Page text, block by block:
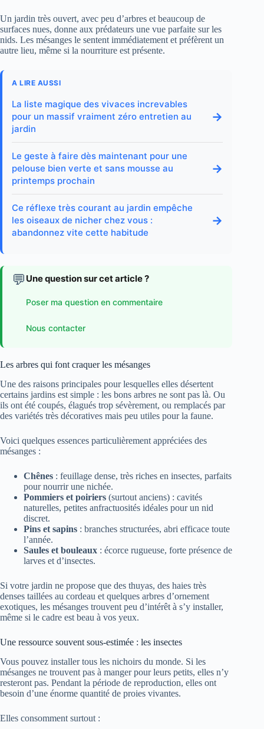
Un jardin très ouvert, avec peu d’arbres et beaucoup de
surfaces nues, donne aux prédateurs une vue parfaite sur les
nids. Les mésanges le sentent immédiatement et préfèrent un
autre lieu, même si la nourriture est présente.
A LIRE AUSSI
La liste magique des vivaces increvables
pour un massif vraiment zéro entretien au
jardin
→
Le geste à faire dès maintenant pour une
pelouse bien verte et sans mousse au
printemps prochain
→
Ce réflexe très courant au jardin empêche
les oiseaux de nicher chez vous :
abandonnez vite cette habitude
→
💬 Une question sur cet article ?
Poser ma question en commentaire
Nous contacter
Les arbres qui font craquer les mésanges
Une des raisons principales pour lesquelles elles désertent
certains jardins est simple : les bons arbres ne sont pas là. Ou
ils ont été coupés, élagués trop sévèrement, ou remplacés par
des variétés très décoratives mais peu utiles pour la faune.
Voici quelques essences particulièrement appréciées des
mésanges :
Chênes : feuillage dense, très riches en insectes, parfaits
pour nourrir une nichée.
Pommiers et poiriers (surtout anciens) : cavités
naturelles, petites anfractuosités idéales pour un nid
discret.
Pins et sapins : branches structurées, abri efficace toute
l’année.
Saules et bouleaux : écorce rugueuse, forte présence de
larves et d’insectes.
Si votre jardin ne propose que des thuyas, des haies très
denses taillées au cordeau et quelques arbres d’ornement
exotiques, les mésanges trouvent peu d’intérêt à s’y installer,
même si le cadre est beau à vos yeux.
Une ressource souvent sous-estimée : les insectes
Vous pouvez installer tous les nichoirs du monde. Si les
mésanges ne trouvent pas à manger pour leurs petits, elles n’y
resteront pas. Pendant la période de reproduction, elles ont
besoin d’une énorme quantité de proies vivantes.
Elles consomment surtout :